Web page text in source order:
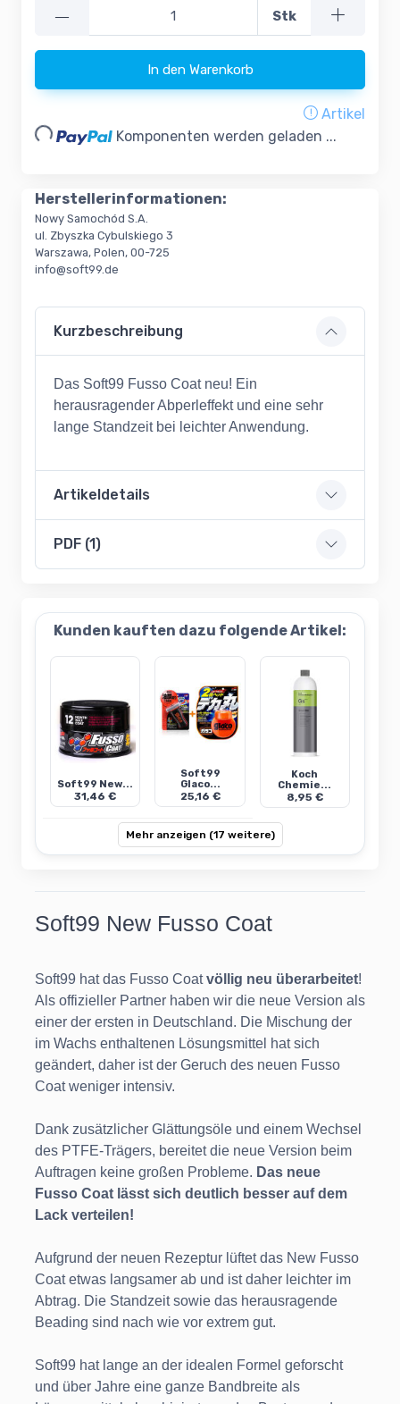
— Stk
In den Warenkorb
Artikel
Loading... Komponenten werden geladen ...
Herstellerinformationen:
Nowy Samochód S.A.
ul. Zbyszka Cybulskiego 3
Warszawa, Polen, 00-725
info@soft99.de
Kurzbeschreibung
Das Soft99 Fusso Coat neu! Ein
herausragender Abperleffekt und eine sehr
lange Standzeit bei leichter Anwendung.
Artikeldetails
PDF (1)
Kunden kauften dazu folgende Artikel:
Soft99 New...
31,46 €
Soft99
Glaco...
25,16 €
Koch
Chemie...
8,95 €
Mehr anzeigen (17 weitere)
Soft99 New Fusso Coat
Soft99 hat das Fusso Coatvöllig neu überarbeitet!
Als offizieller Partner haben wir die neue Version als
einer der ersten in Deutschland. Die Mischung der
im Wachs enthaltenen Lösungsmittel hat sich
geändert, daher ist der Geruch des neuen Fusso
Coat weniger intensiv.
Dank zusätzlicher Glättungsöle und einem Wechsel
des PTFE-Trägers, bereitet die neue Version beim
Auftragen keine großen Probleme. Das neue
Fusso Coat lässt sich deutlich besser auf dem
Lack verteilen!
Aufgrund der neuen Rezeptur lüftet das New Fusso
Coat etwas langsamer ab und ist daher leichter im
Abtrag. Die Standzeit sowie das herausragende
Beading sind nach wie vor extrem gut.
Soft99 hat lange an der idealen Formel geforscht
und über Jahre eine ganze Bandbreite als